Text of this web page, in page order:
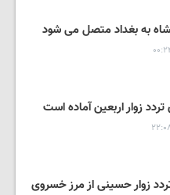
به بغداد متصل می شود
زوار اربعین آماده است
زوار حسینی از مرز خسروی